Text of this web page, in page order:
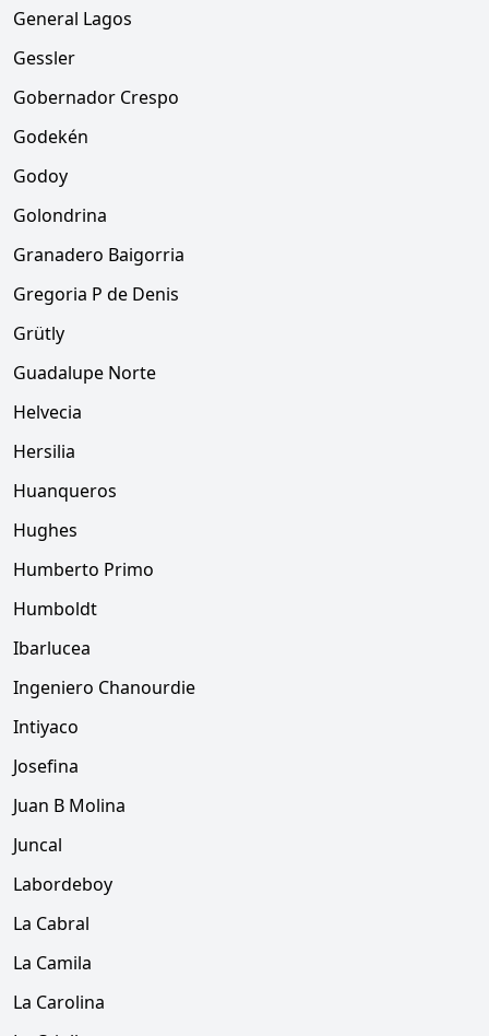
General Lagos
Gessler
Gobernador Crespo
Godekén
Godoy
Golondrina
Granadero Baigorria
Gregoria P de Denis
Grütly
Guadalupe Norte
Helvecia
Hersilia
Huanqueros
Hughes
Humberto Primo
Humboldt
Ibarlucea
Ingeniero Chanourdie
Intiyaco
Josefina
Juan B Molina
Juncal
Labordeboy
La Cabral
La Camila
La Carolina